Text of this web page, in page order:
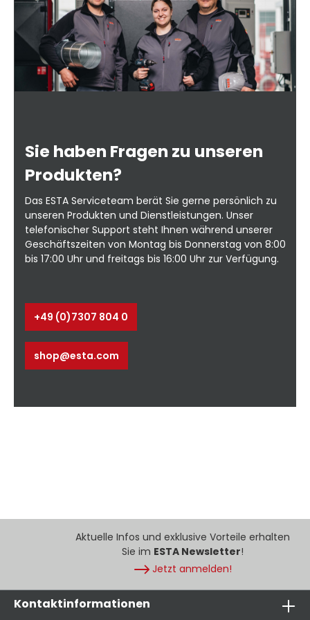
Sie haben Fragen zu unseren
Produkten?
Das ESTA Serviceteam berät Sie gerne persönlich zu
unseren Produkten und Dienstleistungen. Unser
telefonischer Support steht Ihnen während unserer
Geschäftszeiten von Montag bis Donnerstag von 8:00
bis 17:00 Uhr und freitags bis 16:00 Uhr zur Verfügung.
+49 (0)7307 804 0
shop@esta.com
Aktuelle Infos und exklusive Vorteile erhalten
Sie im ESTA Newsletter!
Jetzt anmelden!
Kontaktinformationen